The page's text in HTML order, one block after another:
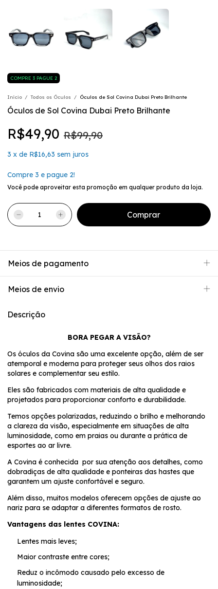
COMPRE 3 PAGUE 2
Início / Todos os Óculos / Óculos de Sol Covina Dubai Preto Brilhante
Óculos de Sol Covina Dubai Preto Brilhante
R$49,90 R$99,90
3 x de R$16,63 sem juros
Compre 3 e pague 2!
Você pode aproveitar esta promoção em qualquer produto da loja.
Meios de pagamento
Meios de envio
Descrição
BORA PEGAR A VISÃO?
Os óculos da Covina são uma excelente opção, além de ser
atemporal e moderna para proteger seus olhos dos raios
solares e complementar seu estilo.
Eles são fabricados com materiais de alta qualidade e
projetados para proporcionar conforto e durabilidade.
Temos opções polarizadas, reduzindo o brilho e melhorando
a clareza da visão, especialmente em situações de alta
luminosidade, como em praias ou durante a prática de
esportes ao ar livre.
A Covina é conhecida por sua atenção aos detalhes, como
dobradiças de alta qualidade e ponteiras das hastes que
garantem um ajuste confortável e seguro.
Além disso, muitos modelos oferecem opções de ajuste ao
nariz para se adaptar a diferentes formatos de rosto.
Vantagens das lentes COVINA:
Lentes mais leves;
Maior contraste entre cores;
Reduz o incômodo causado pelo excesso de
luminosidade;